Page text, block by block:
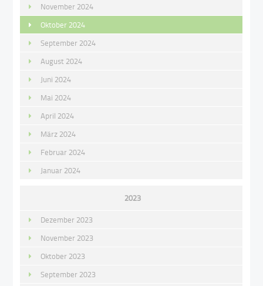
November 2024
Oktober 2024
September 2024
August 2024
Juni 2024
Mai 2024
April 2024
März 2024
Februar 2024
Januar 2024
2023
Dezember 2023
November 2023
Oktober 2023
September 2023